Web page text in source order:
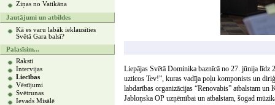
Ziņas no Vatikāna
Jautājumi un atbildes
Kā es varu labāk ieklausīties
Svētā Gara balsī?
Palasīsim...
Raksti
Intervijas
Liecības
Vēstījumi
Svētrunas
Ievads Misālē
Liepājas Svētā Dominika baznīcā no 27. jūnija līdz
uzticos Tev!”, kuras vadīja poļu komponists un
labdarības organizācijas “Renovabis” atbalstam
Jabloņska OP uzņēmībai un atbalstam, šogad